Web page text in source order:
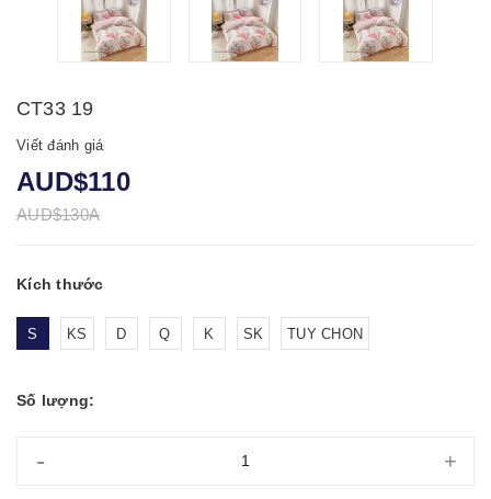
CT33 19
Viết đánh giá
AUD$110
AUD$130A
Kích thước
S KS D Q K SK TUY CHON
Số lượng:
- +